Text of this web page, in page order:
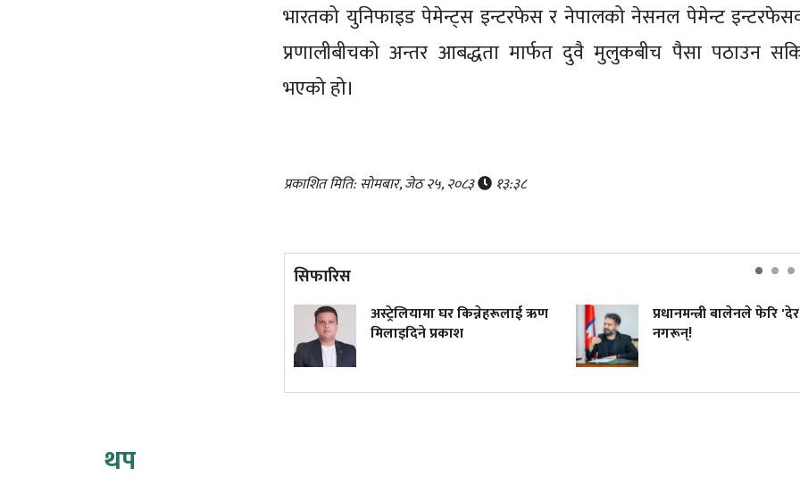
भारतको युनिफाइड पेमेन्ट्स इन्टरफेस र नेपालको नेसनल पेमेन्ट
प्रणालीबीचको अन्तर आबद्धता मार्फत दुवै मुलुकबीच पैसा पठाउन
भएको हो।
प्रकाशित मिति: सोमबार, जेठ २५, २०८३ १३:३८
सिफारिस
अस्ट्रेलियामा घर किन्नेहरूलाई ऋण
मिलाइदिने प्रकाश
प्रधानमन्त्री बालेनले फेरि 'देर'
नगरून्!
थप